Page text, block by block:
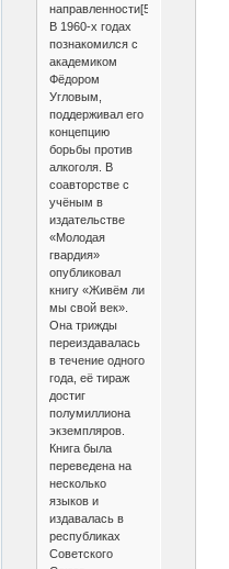
направленности[5].
В 1960-х годах
познакомился с
академиком
Фёдором
Угловым,
поддерживал его
концепцию
борьбы против
алкоголя. В
соавторстве с
учёным в
издательстве
«Молодая
гвардия»
опубликовал
книгу «Живём ли
мы свой век».
Она трижды
переиздавалась
в течение одного
года, её тираж
достиг
полумиллиона
экземпляров.
Книга была
переведена на
несколько
языков и
издавалась в
республиках
Советского